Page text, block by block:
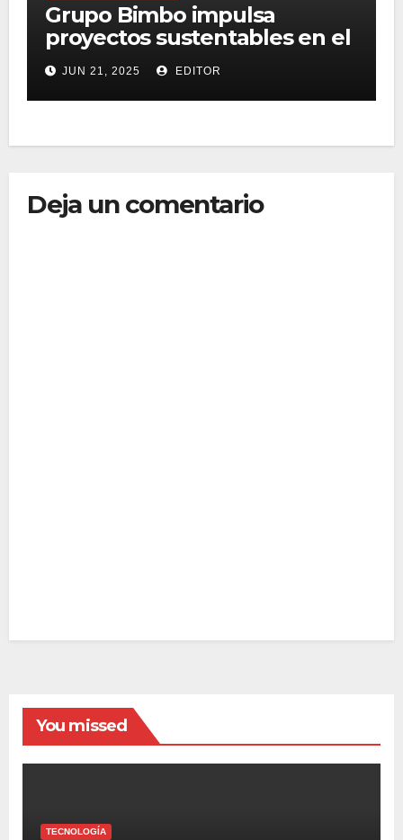
Grupo Bimbo impulsa
proyectos sustentables en el
Estado de México
JUN 21, 2025 EDITOR
Deja un comentario
You missed
TECNOLOGÍA